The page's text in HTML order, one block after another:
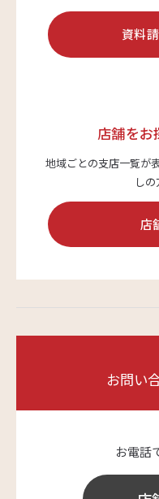
資料
店舗をお
地域ごとの支店一覧が
し
店
お問い
お電話